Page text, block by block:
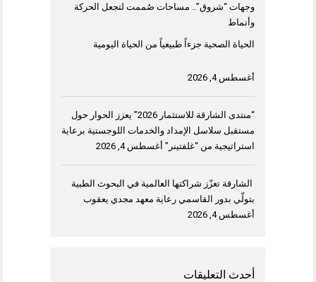
وجهات “شروق”.. مساحات صُممت لتجعل الحركة
وأنماط
الحياة الصحية جزءاً طبيعياً من الحياة اليومية
أغسطس 4, 2026
“منتدى الشارقة للاستثمار 2026” يعزز الحوار حول
مستقبل سلاسل الإمداد والخدمات اللوجستية برعاية
استراتيجية من “غلفتينر” أغسطس 4, 2026
الشارقة تعزّز شراكتها العالمية في البحوث الطبية
بتولّي بدور القاسمي رعاية معهد مجدي يعقوب
أغسطس 4, 2026
أحدث التعليقات